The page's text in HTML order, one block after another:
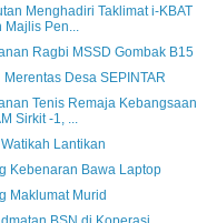
Menghadiri Taklimat i-KBAT
Majlis Pen...
Ragbi MSSD Gombak B15
Merentas Desa SEPINTAR
Tenis Remaja Kebangsaan
Sirkit -1, ...
Lantikan
Kebenaran Bawa Laptop
Maklumat Murid